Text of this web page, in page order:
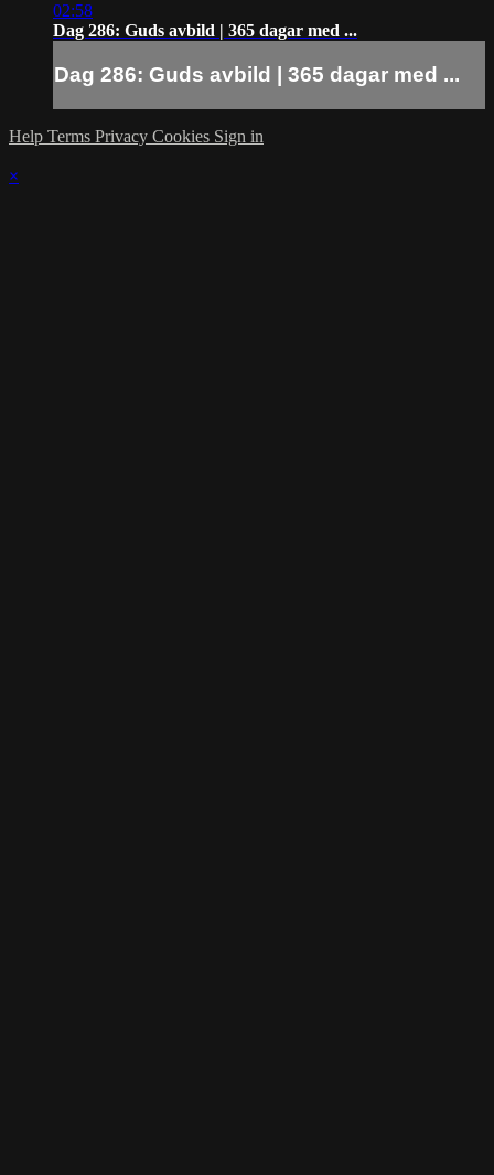
02:58
Dag 286: Guds avbild | 365 dagar med ...
Dag 286: Guds avbild | 365 dagar med ...
Help Terms Privacy Cookies Sign in
×